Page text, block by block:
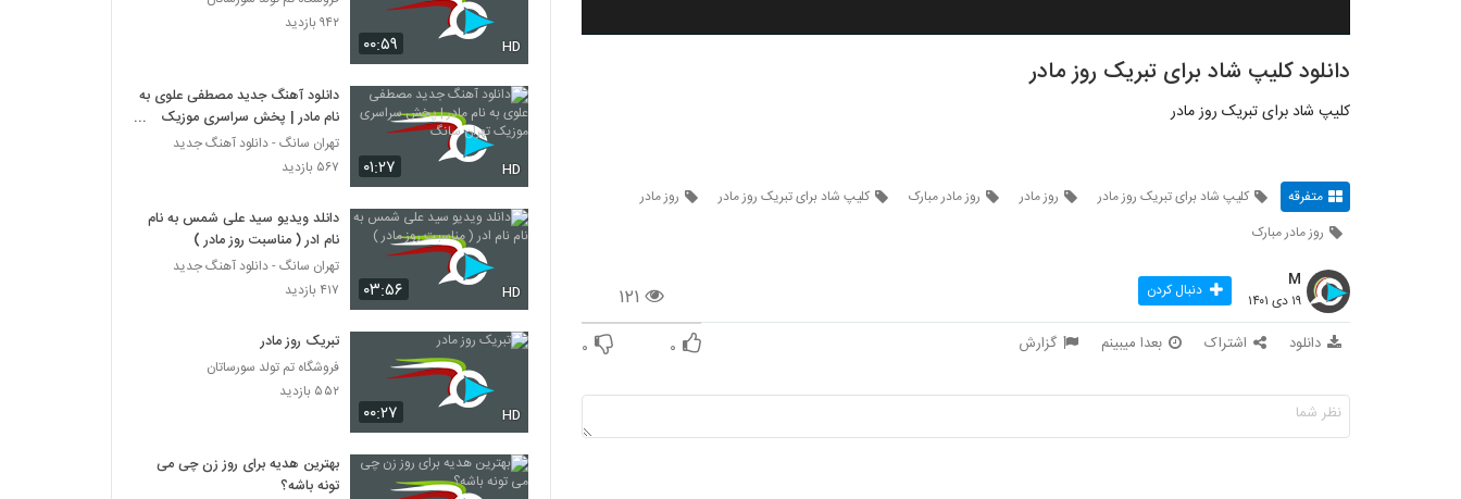
دانلود کلیپ شاد برای تبریک روز مادر
کلیپ شاد برای تبریک روز مادر
متفرقه کلیپ شاد برای تبریک روز مادر روز مادر روز مادر مبارک کلیپ شاد برای تبریک روز مادر
روز مادر
روز مادر مبارک
۱۲۱
M
۱۹ دی ۱۴۰۱ دنبال کردن
دانلود اشتراک بعدا میبینم گزارش ۰ ۰
۰۰:۵۹ HD
۹۴۲ بازدید
۰۱:۲۷ HD
دانلود آهنگ جدید مصطفی علوی به
نام مادر | پخش سراسری موزیک
تهران سانگ
تهران سانگ - دانلود آهنگ جدید
۵۶۷ بازدید
۰۳:۵۶ HD
دانلد ویدیو سید علی شمس به نام
نام ادر ( مناسبت روز مادر )
تهران سانگ - دانلود آهنگ جدید
۴۱۷ بازدید
۰۰:۲۷ HD
تبریک روز مادر
فروشگاه تم تولد سورساتان
۵۵۲ بازدید
بهترین هدیه برای روز زن چی می
تونه باشه؟